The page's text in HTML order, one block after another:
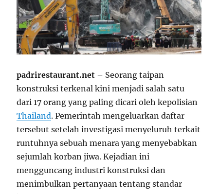
padrirestaurant.net – Seorang taipan
konstruksi terkenal kini menjadi salah satu
dari 17 orang yang paling dicari oleh kepolisian
Thailand. Pemerintah mengeluarkan daftar
tersebut setelah investigasi menyeluruh terkait
runtuhnya sebuah menara yang menyebabkan
sejumlah korban jiwa. Kejadian ini
mengguncang industri konstruksi dan
menimbulkan pertanyaan tentang standar